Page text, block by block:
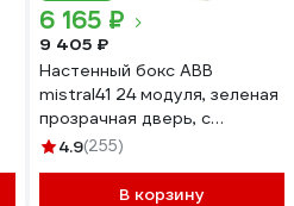
6 165 ₽
9 405 ₽
Настенный бокс ABB
mistral41 24 модуля, зеленая
прозрачная дверь, с
клеммами 1SPE007717F0521
4.9(255)
В корзину